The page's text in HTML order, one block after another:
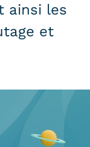
ainsi les
et